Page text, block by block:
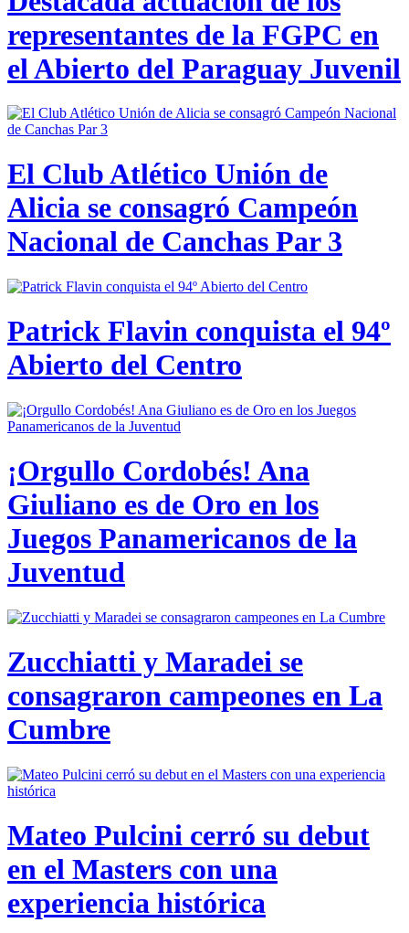
representantes de la FGPC en
el Abierto del Paraguay Juvenil
El Club Atlético Unión de
Alicia se consagró Campeón
Nacional de Canchas Par 3
Patrick Flavin conquista el 94º
Abierto del Centro
¡Orgullo Cordobés! Ana
Giuliano es de Oro en los
Juegos Panamericanos de la
Juventud
Zucchiatti y Maradei se
consagraron campeones en La
Cumbre
Mateo Pulcini cerró su debut
en el Masters con una
experiencia histórica